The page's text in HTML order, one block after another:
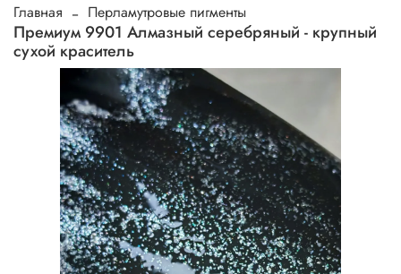
Главная Перламутровые пигменты
Премиум 9901 Алмазный серебряный - крупный
сухой краситель